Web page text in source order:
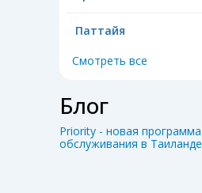
Паттайя
Смотреть все
Блог
Priority - новая программа
обслуживания в Таиланде